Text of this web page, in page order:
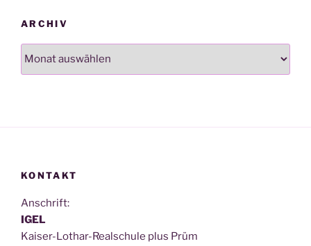
ARCHIV
KONTAKT
Anschrift:
IGEL
Kai­ser-Lothar-Real­schu­le plus Prüm